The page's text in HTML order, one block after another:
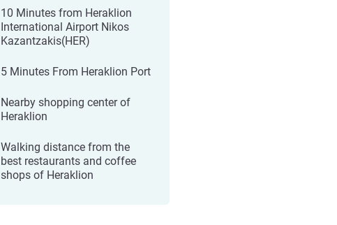
10 Minutes from Heraklion
International Airport Nikos
Kazantzakis(HER)
5 Minutes From Heraklion Port
Nearby shopping center of
Heraklion
Walking distance from the
best restaurants and coffee
shops of Heraklion